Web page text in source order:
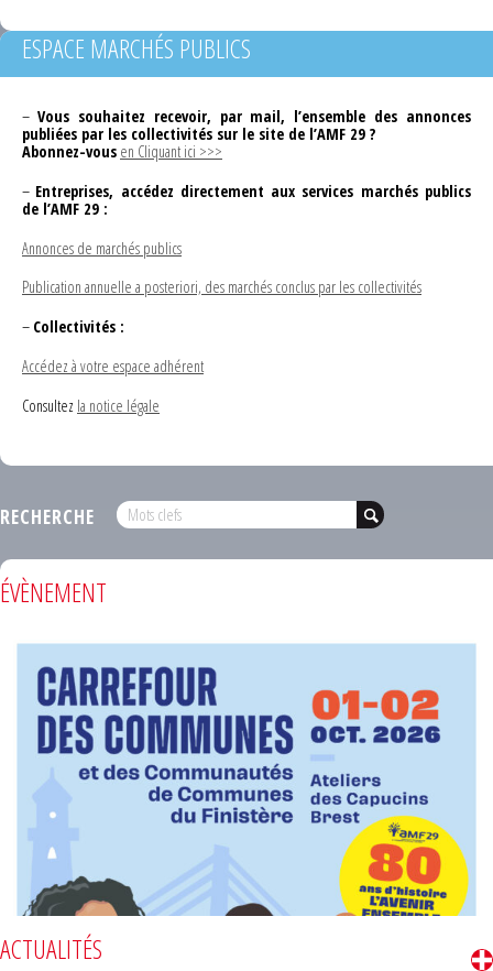
ESPACE MARCHÉS PUBLICS
– Vous souhaitez recevoir, par mail, l’ensemble des annonces
publiées par les collectivités sur le site de l’AMF 29 ?
Abonnez-vous en Cliquant ici >>>
– Entreprises, accédez directement aux services marchés publics
de l’AMF 29 :
Annonces de marchés publics
Publication annuelle a posteriori, des marchés conclus par les collectivités
– Collectivités :
Accédez à votre espace adhérent
Consultez la notice légale
RECHERCHE
ÉVÈNEMENT
ACTUALITÉS